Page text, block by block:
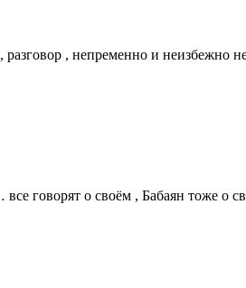
, непременно и неизбежно
говорят о своём , Бабаян тоже